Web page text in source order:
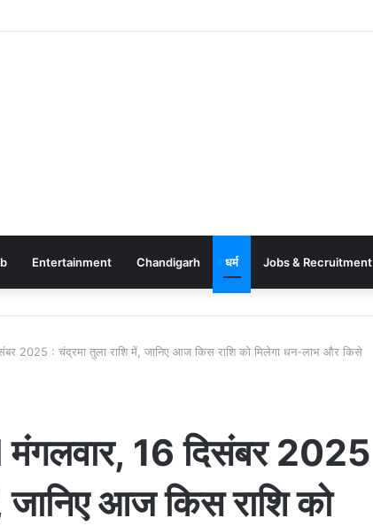
Entertainment Chandigarh धर्म Jobs & Recruitment
2025 : चंद्रमा तुला राशि में, जानिए आज किस राशि को मिलेगा धन-लाभ और किसे
16 दिसंबर 2025
जानिए आज किस राशि को